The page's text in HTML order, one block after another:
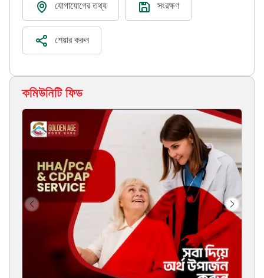
যোগাযোগের তথ্য সংরক্ষণ
শেয়ার করুন
কমিউনিটি ফিড